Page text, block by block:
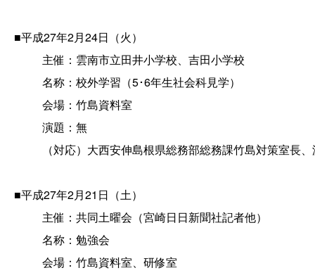
■平成27年2月24日（火）
主催：雲南市立田井小学校、吉田小学校
名称：校外学習（5･6年生社会科見学）
会場：竹島資料室
演題：無
（対応）大西安伸島根県総務部総務課竹島対策室長
■平成27年2月21日（土）
主催：共同土曜会（宮崎日日新聞社記者他）
名称：勉強会
会場：竹島資料室、研修室